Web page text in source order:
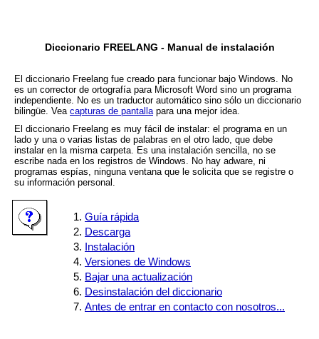
Diccionario FREELANG - Manual de instalación
El diccionario Freelang fue creado para funcionar bajo Windows. No
es un corrector de ortografía para Microsoft Word sino un programa
independiente. No es un traductor automático sino sólo un diccionario
bilingüe. Vea capturas de pantallapara una mejor idea.
El diccionario Freelang es muy fácil de instalar: el programa en un
lado y una o varias listas de palabras en el otro lado, que debe
instalar en la misma carpeta. Es una instalación sencilla, no se
escribe nada en los registros de Windows. No hay adware, ni
programas espías, ninguna ventana que le solicita que se registre o
su información personal.
Guía rápida
Descarga
Instalación
Versiones de Windows
Bajar una actualización
Desinstalación del diccionario
Antes de entrar en contacto con nosotros...